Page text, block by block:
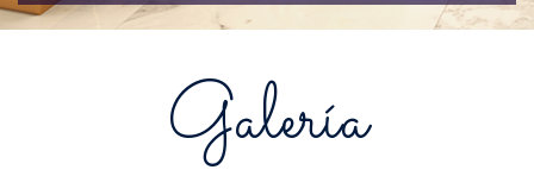
Galería